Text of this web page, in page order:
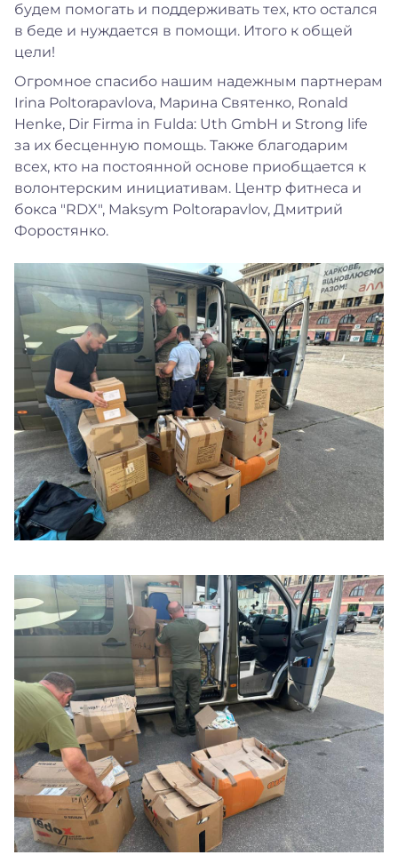
будем помогать и поддерживать тех, кто остался
в беде и нуждается в помощи. Итого к общей
цели!
Огромное спасибо нашим надежным партнерам
Irina Poltorapavlova, Марина Святенко, Ronald
Henke, Dir Firma in Fulda: Uth GmbH и Strong life
за их бесценную помощь. Также благодарим
всех, кто на постоянной основе приобщается к
волонтерским инициативам. Центр фитнеса и
бокса "RDX", Maksym Poltorapavlov, Дмитрий
Форостянко.